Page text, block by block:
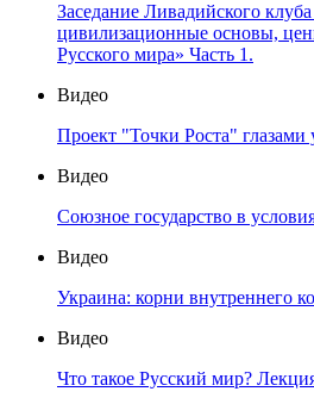
Заседание Ливадийского
цивилизационные основы,
Русского мира» Часть 1.
Видео
Проект "Точки Роста" глазами
Видео
Союзное государство в
Видео
Украина: корни внутреннего
Видео
Что такое Русский мир?